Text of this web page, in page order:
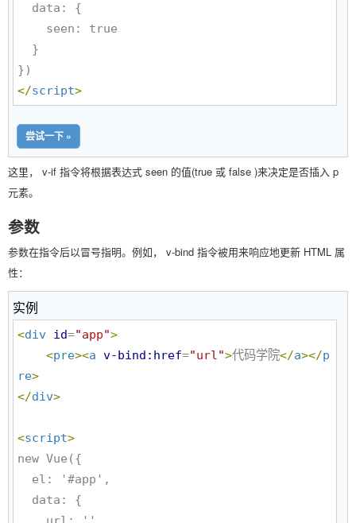
</script>
尝试一下 »
这里， v-if 指令将根据表达式 seen 的值(true 或 false )来决定是否插入 p
元素。
参数
参数在指令后以冒号指明。例如， v-bind 指令被用来响应地更新 HTML 属
性：
实例
<div id="app">
<pre><a v-bind:href="url">代码学院</a></p
re>
</div>
<script>
new Vue({